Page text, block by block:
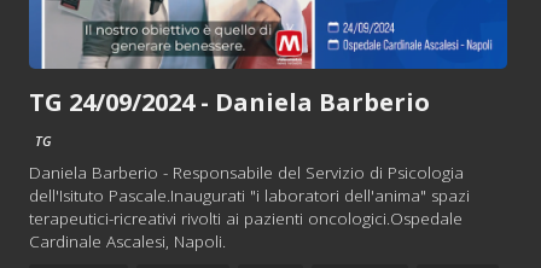
TG 24/09/2024 - Daniela Barberio
TG
Daniela Barberio - Responsabile del Servizio di Psicologia
dell'Isituto Pascale.Inaugurati "i laboratori dell'anima" spazi
terapeutici-ricreativi rivolti ai pazienti oncologici.Ospedale
Cardinale Ascalesi, Napoli.